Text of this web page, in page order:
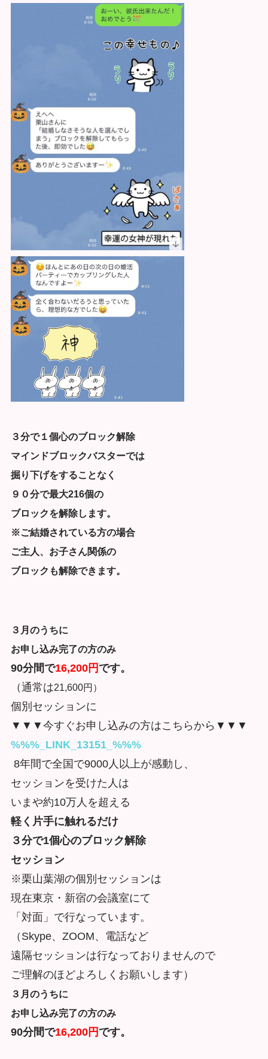
３分で１個心のブロック解除
マインドブロックバスターでは
掘り下げをすることなく
９０分で最大216個の
ブロックを解除します。
※ご結婚されている方の場合
ご主人、お子さん関係の
ブロックも解除できます。
３月のうちに
お申し込み完了の方のみ
90分間で16,200円 です。
（通常は21,600円 ）
個別セッションに
▼▼▼今すぐお申し込みの方はこちらから▼▼▼
%%%_LINK_13151_%%%
8年間で全国で9000人以上が感動し、
セッションを受けた人は
いまや約10万人を超える
軽く片手に触れるだけ
３分で1個心のブロック解除
セッション
※栗山葉湖の個別セッションは
現在東京・新宿の会議室にて
「対面」で行なっています。
（Skype、ZOOM、電話など
遠隔セッションは行なっておりませんので
ご理解のほどよろしくお願いします）
３月のうちに
お申し込み完了の方のみ
90分間で16,200円 です。